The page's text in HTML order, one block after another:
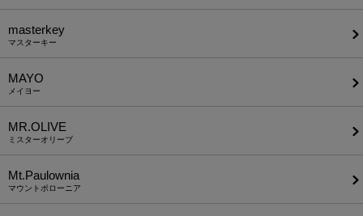
masterkey
マスターキー
MAYO
メイヨー
MR.OLIVE
ミスターオリーブ
Mt.Paulownia
マウントポローニア